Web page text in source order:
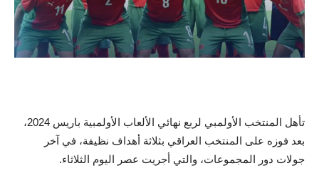
تأهل المنتخب الأولمبي لربع نهائي الألعاب الأولمبية باريس 2024،
بعد فوزه على المنتخب العراقي بثلاثة أهداف نظيفة، في آخر
جولات دور المجموعات، والتي أجريت عصر اليوم الثلاثاء.